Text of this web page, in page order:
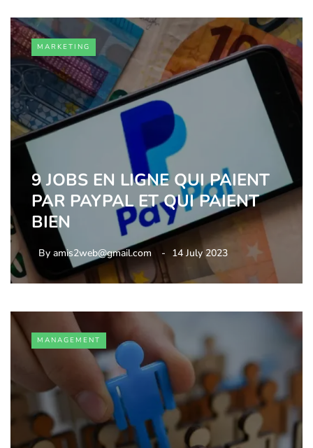
MARKETING
9 JOBS EN LIGNE QUI PAIENT
PAR PAYPAL ET QUI PAIENT
BIEN
By amis2web@gmail.com 14 July 2023
MANAGEMENT